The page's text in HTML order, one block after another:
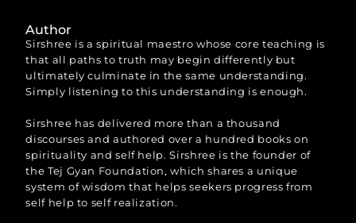
Author
Sirshree is a spiritual maestro whose core teaching is
that all paths to truth may begin differently but
ultimately culminate in the same understanding.
Simply listening to this understanding is enough.
Sirshree has delivered more than a thousand
discourses and authored over a hundred books on
spirituality and self help. Sirshree is the founder of
the Tej Gyan Foundation, which shares a unique
system of wisdom that helps seekers progress from
self help to self realization.